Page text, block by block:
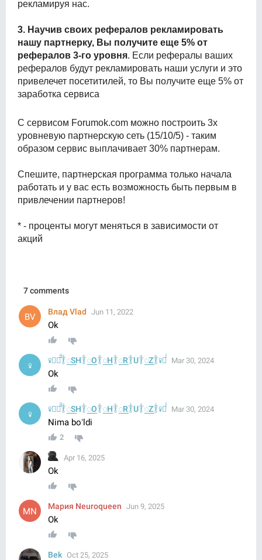
рекламируя нас.
3. Научив своих рефералов рекламировать
нашу партнерку, Вы получите еще 5% от
рефералов 3-го уровня. Если рефералы ваших
рефералов будут рекламировать наши услуги и это
привелечет посетитилей, то Вы получите еще 5% от
заработка сервиса
С сервисом Forumok.com можно построить 3х
уровневую партнерскую сеть (15/10/5) - таким
образом сервис выплачивает 30% партнерам.
Спешите, партнерская программа только начала
работать и у вас есть возможность быть первым в
привлечении партнеров!
* - проценты могут меняться в зависимости от
акций